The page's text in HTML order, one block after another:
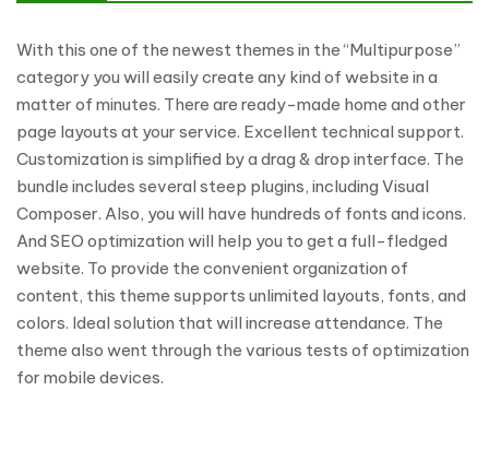
With this one of the newest themes in the “Multipurpose”
category you will easily create any kind of website in a
matter of minutes. There are ready-made home and other
page layouts at your service. Excellent technical support.
Customization is simplified by a drag & drop interface. The
bundle includes several steep plugins, including Visual
Composer. Also, you will have hundreds of fonts and icons.
And SEO optimization will help you to get a full-fledged
website. To provide the convenient organization of
content, this theme supports unlimited layouts, fonts, and
colors. Ideal solution that will increase attendance. The
theme also went through the various tests of optimization
for mobile devices.